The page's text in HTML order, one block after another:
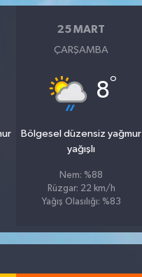
25 MART
ÇARŞAMBA
8°
Bölgesel düzensiz yağmur
yağışlı
Nem: %88
Rüzgar: 22 km/h
Yağış Olasılığı: %83